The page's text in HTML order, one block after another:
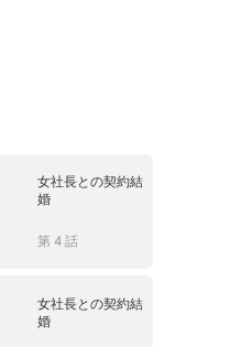
女社長との契約結
婚
第 4 話
女社長との契約結
婚